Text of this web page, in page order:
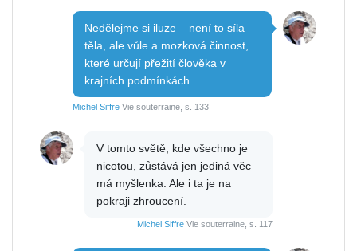
Nedělejme si iluze – není to síla
těla, ale vůle a mozková činnost,
které určují přežití člověka v
krajních podmínkách.
Michel Siffre Vie souterraine, s. 133
V tomto světě, kde všechno je
nicotou, zůstává jen jediná věc –
má myšlenka. Ale i ta je na
pokraji zhroucení.
Michel Siffre Vie souterraine, s. 117